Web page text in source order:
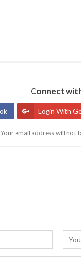
Connect
Login With
Your email address will not